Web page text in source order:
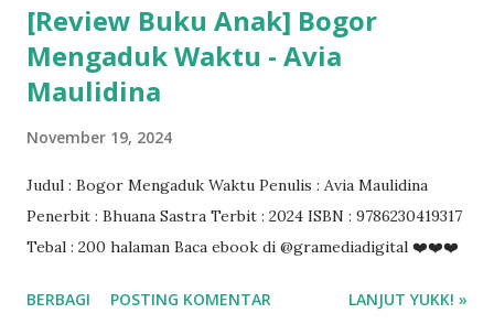
[Review Buku Anak] Bogor
Mengaduk Waktu - Avia
Maulidina
November 19, 2024
Judul : Bogor Mengaduk Waktu Penulis : Avia Maulidina
Penerbit : Bhuana Sastra Terbit : 2024 ISBN : 9786230419317
Tebal : 200 halaman Baca ebook di @gramediadigital ❤️❤️❤️
BERBAGI POSTING KOMENTAR LANJUT YUKK! »